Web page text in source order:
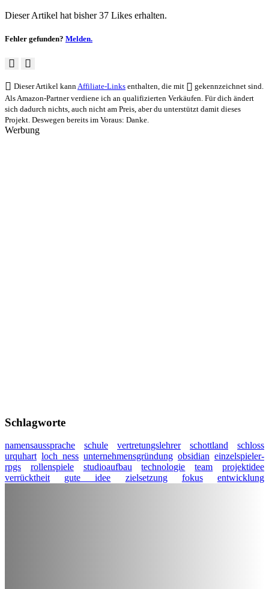
Dieser Artikel hat bisher 37 Likes erhalten.
Fehler gefunden? Melden.
Dieser Artikel kannAffiliate-Links enthalten, die mit
gekennzeichnet sind.
Als Amazon-Partner verdiene ich an qualifizierten Verkäufen. Für dich ändert
sich dadurch nichts, auch nicht am Preis, aber du unterstützt damit dieses
Projekt. Deswegen bereits im Voraus: Danke.
Werbung
Schlagworte
namensaussprache schule vertretungslehrer schottland
schloss
urquhart loch ness unternehmensgründung obsidian einzelspieler-
rpgs
rollenspiele studioaufbau technologie team
projektidee
verrücktheit
gute idee zielsetzung fokus entwicklung